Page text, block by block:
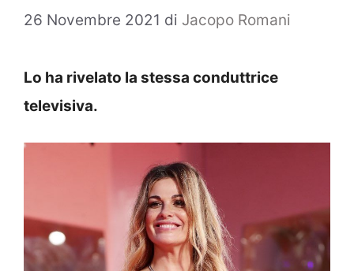
26 Novembre 2021 di Jacopo Romani
Lo ha rivelato la stessa conduttrice
televisiva.